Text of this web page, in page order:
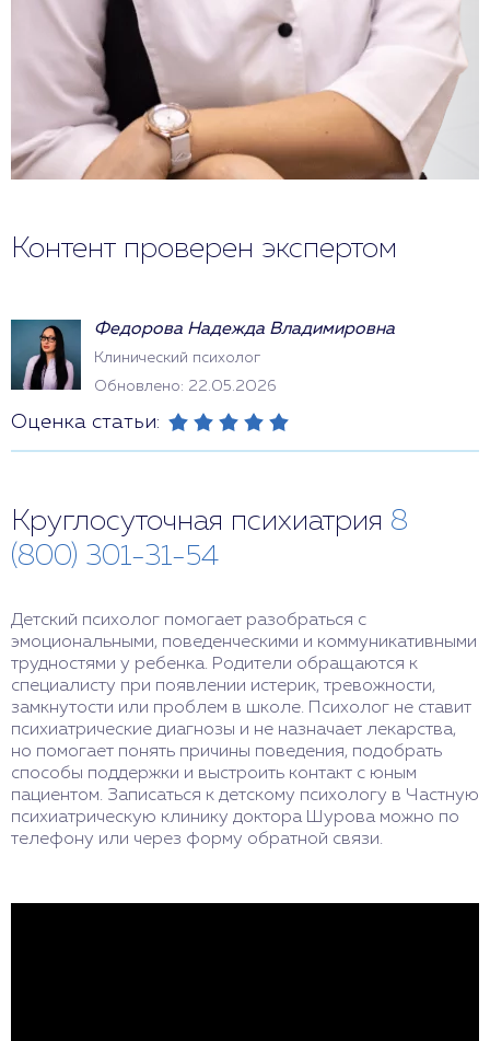
Контент проверен экспертом
Федорова Надежда Владимировна
Клинический психолог
Обновлено: 22.05.2026
Оценка статьи:
Круглосуточная психиатрия 8
(800) 301-31-54
Детский психолог помогает разобраться с
эмоциональными, поведенческими и коммуникативными
трудностями у ребенка. Родители обращаются к
специалисту при появлении истерик, тревожности,
замкнутости или проблем в школе. Психолог не ставит
психиатрические диагнозы и не назначает лекарства,
но помогает понять причины поведения, подобрать
способы поддержки и выстроить контакт с юным
пациентом. Записаться к детскому психологу в Частную
психиатрическую клинику доктора Шурова можно по
телефону или через форму обратной связи.